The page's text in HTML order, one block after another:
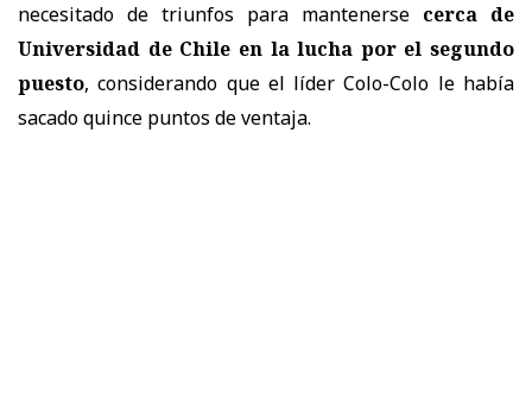
necesitado de triunfos para mantenerse cerca de
Universidad de Chile en la lucha por el segundo
puesto, considerando que el líder Colo-Colo le había
sacado quince puntos de ventaja.